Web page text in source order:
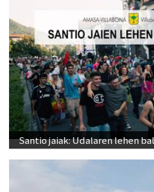
Santio jaiak: Udalaren lehen